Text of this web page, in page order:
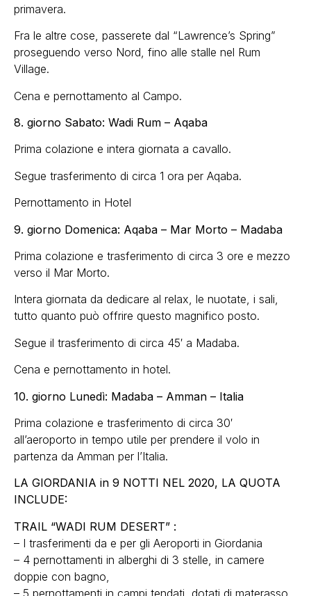
primavera.
Fra le altre cose, passerete dal “Lawrence’s Spring”
proseguendo verso Nord, fino alle stalle nel Rum
Village.
Cena e pernottamento al Campo.
8. giorno Sabato: Wadi Rum – Aqaba
Prima colazione e intera giornata a cavallo.
Segue trasferimento di circa 1 ora per Aqaba.
Pernottamento in Hotel
9. giorno Domenica: Aqaba – Mar Morto – Madaba
Prima colazione e trasferimento di circa 3 ore e mezzo
verso il Mar Morto.
Intera giornata da dedicare al relax, le nuotate, i sali,
tutto quanto può offrire questo magnifico posto.
Segue il trasferimento di circa 45′ a Madaba.
Cena e pernottamento in hotel.
10. giorno Lunedì: Madaba – Amman – Italia
Prima colazione e trasferimento di circa 30′
all’aeroporto in tempo utile per prendere il volo in
partenza da Amman per l’Italia.
LA GIORDANIA in 9 NOTTI NEL 2020, LA QUOTA
INCLUDE:
TRAIL “WADI RUM DESERT” :
– I trasferimenti da e per gli Aeroporti in Giordania
– 4 pernottamenti in alberghi di 3 stelle, in camere
doppie con bagno,
– 5 pernottamenti in campi tendati, dotati di materasso